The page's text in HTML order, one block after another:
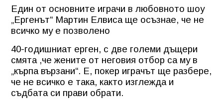
Един от основните играчи в любовното шоу
„Ергенът“ Мартин Елвиса ще осъзнае, че не
всичко му е позволено
40-годишниат ерген, с две големи дъщери
смята ,че жените от неговия отбор са му в
„кърпа вързани“. Е, покер играчът ще разбере,
че не всичко е така, както изглежда и
съдбата си прави обрати.